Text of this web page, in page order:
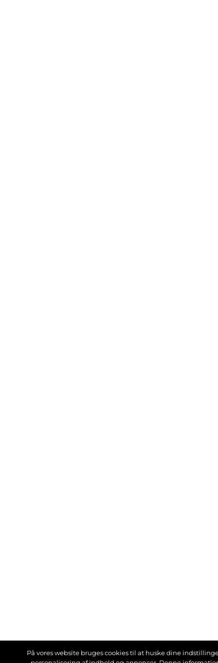
På vores website bruges cookies til at huske dine